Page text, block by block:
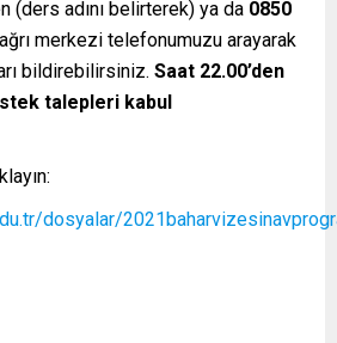
(ders adını belirterek) ya da 0850
merkezi telefonumuzu arayarak
bildirebilirsiniz. Saat 22.00’den
talepleri kabul
dosyalar/